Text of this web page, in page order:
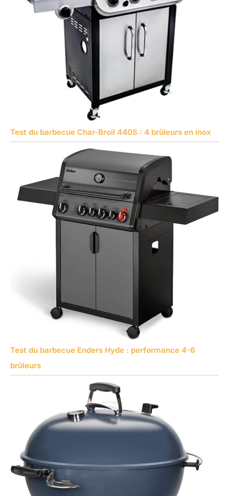
Test du barbecue Char-Broil 440S : 4 brûleurs en inox
Test du barbecue Enders Hyde : performance 4-6
brûleurs